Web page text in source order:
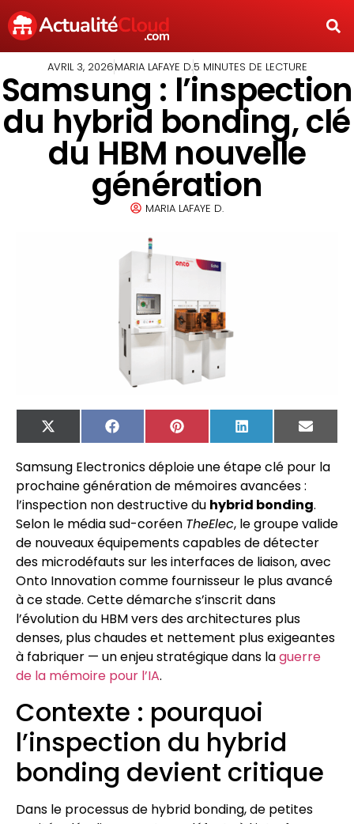
AVRIL 3, 2026MARIA LAFAYE D.5 MINUTES DE LECTURE
Samsung : l’inspection
du hybrid bonding, clé
du HBM nouvelle
génération
MARIA LAFAYE D.
X
(Twitter)
FacebookPinterest LinkedIn
Email
Samsung Electronics déploie une étape clé pour la
prochaine génération de mémoires avancées :
l’inspection non destructive du hybrid bonding.
Selon le média sud-coréen TheElec, le groupe valide
de nouveaux équipements capables de détecter
des microdéfauts sur les interfaces de liaison, avec
Onto Innovation comme fournisseur le plus avancé
à ce stade. Cette démarche s’inscrit dans
l’évolution du HBM vers des architectures plus
denses, plus chaudes et nettement plus exigeantes
à fabriquer — un enjeu stratégique dans laguerre
de la mémoire pour l’IA.
Contexte : pourquoi
l’inspection du hybrid
bonding devient critique
Dans le processus de hybrid bonding, de petites